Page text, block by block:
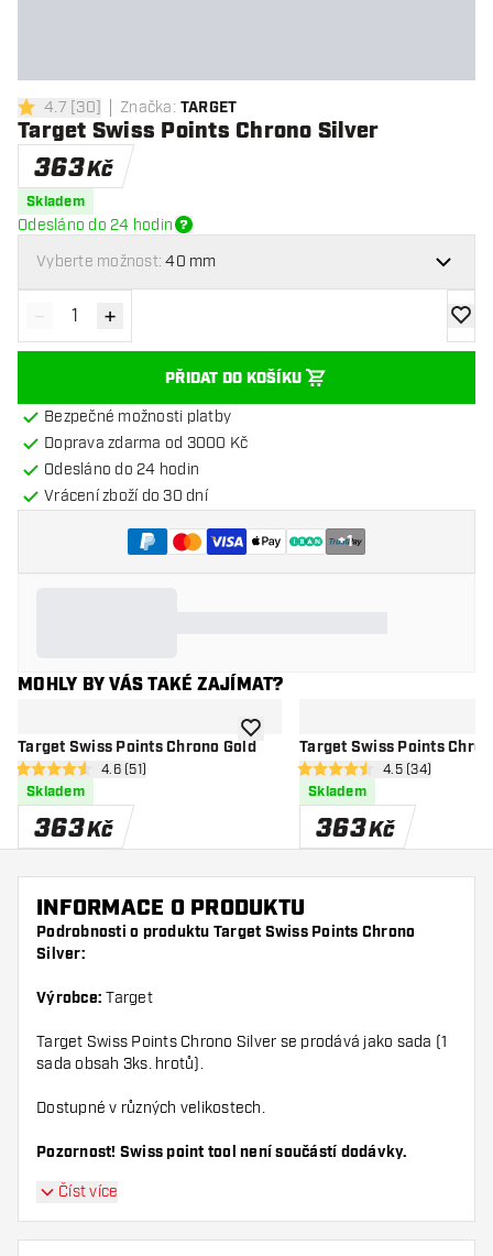
4.7 hodnoticí hvězdičky
4.7 [30] Značka: TARGET
Target Swiss Points Chrono Silver
363Kč
Skladem
Odesláno do 24 hodin
Vyberte možnost:40 mm
Snížit množství
- Zvýšit množství
+
PŘIDAT DO KOŠÍKU
Bezpečné možnosti platby
Doprava zdarma od 3000 Kč
Odesláno do 24 hodin
Vrácení zboží do 30 dní
+1
MOHLY BY VÁS TAKÉ ZAJÍMAT?
Target Swiss Points Chrono Gold
otevřít panel recenzí
4.6 hodnoticí hvězdičky
4.6 (51)
Skladem
363Kč
Přidat do seznamu přání
Target Swiss Points
otevřít panel
4.5 hodnoticí hvězdičky
4.5 (34)
Skladem
363Kč
INFORMACE O PRODUKTU
Podrobnosti o produktu Target Swiss Points Chrono
Silver:
Výrobce: Target
Target Swiss Points Chrono Silver se prodává jako sada (1
sada obsah 3ks. hrotů).
Dostupné v různých velikostech.
Pozornost! Swiss point tool není součástí dodávky.
Číst více